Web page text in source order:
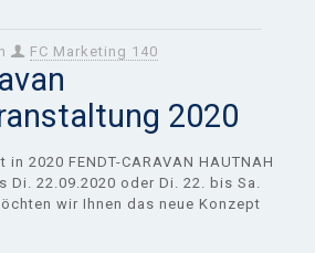
FC Marketing 140
2020
in 2020 FENDT-CARAVAN HAUTNAH
Di. 22.09.2020 oder Di. 22. bis Sa.
wir Ihnen das neue Konzept